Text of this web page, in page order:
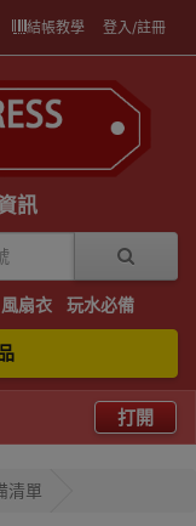
結帳教學 登入/註冊
訊
風扇衣 玩水必備
打開
清單